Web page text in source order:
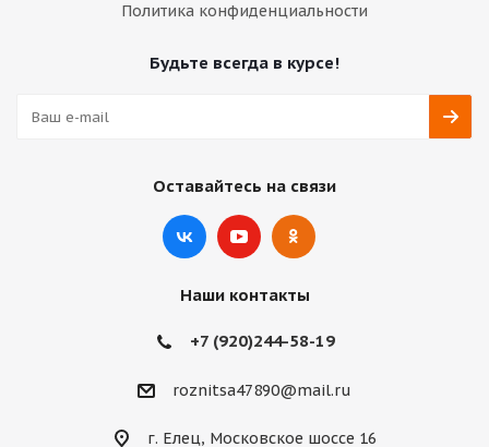
Политика конфиденциальности
Будьте всегда в курсе!
Оставайтесь на связи
Наши контакты
+7 (920)244-58-19
roznitsa47890@mail.ru
г. Елец, Московское шоссе 16